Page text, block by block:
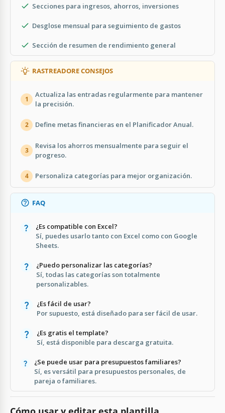
Secciones para ingresos, ahorros, inversiones
Desglose mensual para seguimiento de gastos
Sección de resumen de rendimiento general
RASTREADORE CONSEJOS
1
Actualiza las entradas regularmente para mantener
la precisión.
2 Define metas financieras en el Planificador Anual.
3
Revisa los ahorros mensualmente para seguir el
progreso.
4 Personaliza categorías para mejor organización.
FAQ
¿Es compatible con Excel?
Sí, puedes usarlo tanto con Excel como con Google
Sheets.
¿Puedo personalizar las categorías?
Sí, todas las categorías son totalmente
personalizables.
¿Es fácil de usar?
Por supuesto, está diseñado para ser fácil de usar.
¿Es gratis el template?
Sí, está disponible para descarga gratuita.
¿Se puede usar para presupuestos familiares?
Sí, es versátil para presupuestos personales, de
pareja o familiares.